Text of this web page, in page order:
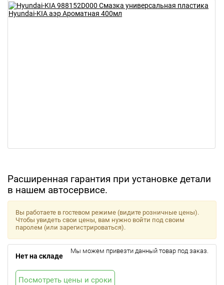
Расширенная гарантия при установке детали
в нашем автосервисе.
Вы работаете в гостевом режиме (видите розничные цены).
Чтобы увидеть свои цены, вам нужно войти под своим
паролем (или зарегистрироваться).
Нет на складе
Мы можем привезти данный товар под заказ.
Посмотреть цены и сроки